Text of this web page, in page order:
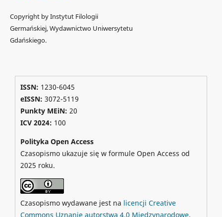
Copyright by Instytut Filologii
Germańskiej, Wydawnictwo Uniwersytetu
Gdańskiego.
ISSN: 1230-6045
eISSN: 3072-5119
Punkty MEiN: 20
ICV 2024: 100
Polityka Open Access
Czasopismo ukazuje się w formule Open Access od
2025 roku.
Czasopismo wydawane jest na licencji Creative
Commons Uznanie autorstwa 4.0 Międzynarodowe.